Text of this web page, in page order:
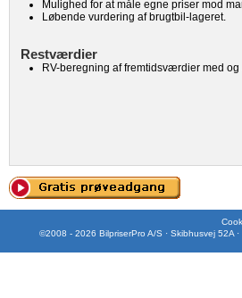
Mulighed for at måle egne priser mod
Løbende vurdering af brugtbil-lageret.
Restværdier
RV-beregning af fremtidsværdier med
©2008 - 2026 BilpriserPro A/S · Skibhusvej 52A